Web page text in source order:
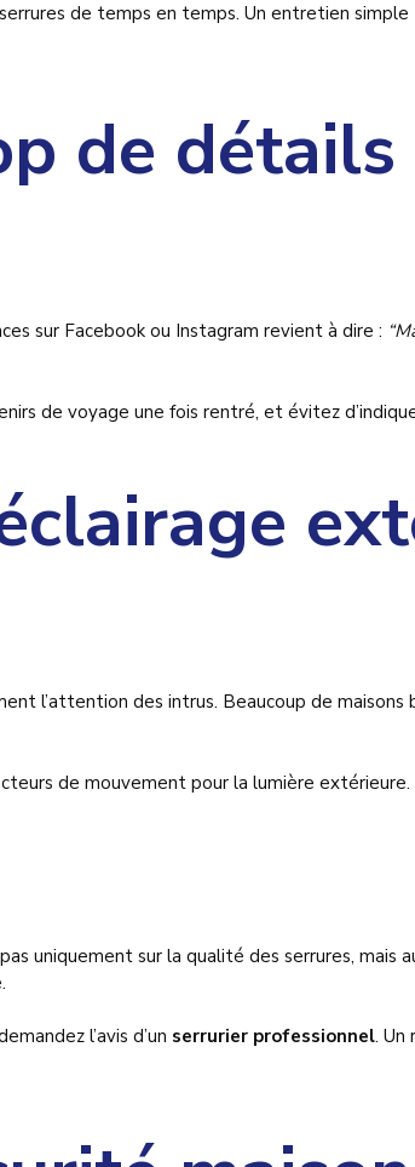
de temps en temps. Un entretien
de
sur Facebook ou Instagram revient à dire :
de voyage une fois rentré, et évitez
l’attention des intrus. Beaucoup de
de mouvement pour la lumière
uniquement sur la qualité des serrures, mais
l’avis d’un serrurier professionnel. Un